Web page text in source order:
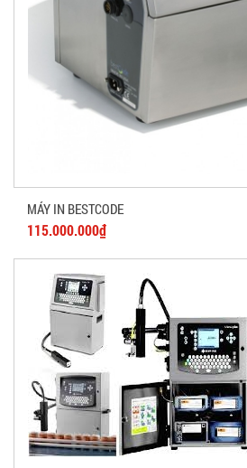
MÁY IN BESTCODE
115.000.000₫